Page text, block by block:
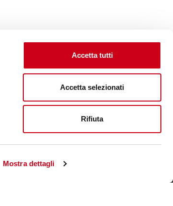
Mostra dettagli
Accetta tutti
Accetta selezionati
Rifiuta
Unternehmenswebsite aufsuchen